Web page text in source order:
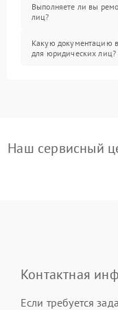
Выполняете ли вы
лиц?
Какую документацию
для юридических лиц?
Наш сервисный
Контактная
Если требуется